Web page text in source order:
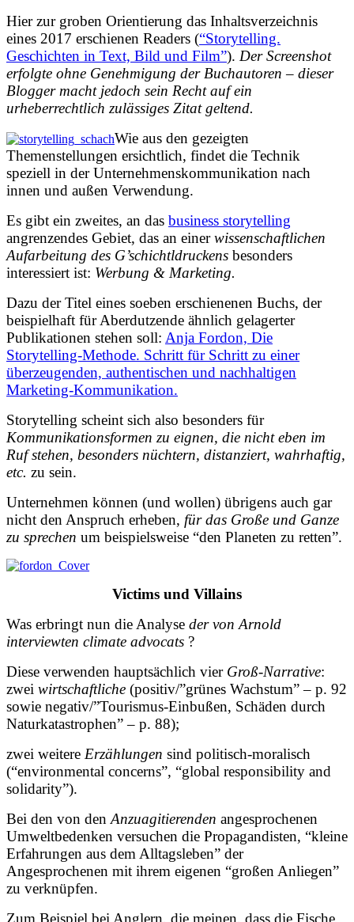
Hier zur groben Orientierung das Inhaltsverzeichnis
eines 2017 erschienen Readers (“Storytelling.
Geschichten in Text, Bild und Film”). Der Screenshot
erfolgte ohne Genehmigung der Buchautoren – dieser
Blogger macht jedoch sein Recht auf ein
urheberrechtlich zulässiges Zitat geltend.
Wie aus den gezeigten
Themenstellungen ersichtlich, findet die Technik
speziell in der Unternehmenskommunikation nach
innen und außen Verwendung.
Es gibt ein zweites, an das business storytelling
angrenzendes Gebiet, das an einerwissenschaftlichen
Aufarbeitung des G’schichtldruckens besonders
interessiert ist: Werbung & Marketing.
Dazu der Titel eines soeben erschienenen Buchs, der
beispielhaft für Aberdutzende ähnlich gelagerter
Publikationen stehen soll: Anja Fordon, Die
Storytelling-Methode. Schritt für Schritt zu einer
überzeugenden, authentischen und nachhaltigen
Marketing-Kommunikation.
Storytelling scheint sich also besonders für
Kommunikationsformen zu eignen, die nicht eben im
Ruf stehen, besonders nüchtern, distanziert, wahrhaftig,
etc. zu sein.
Unternehmen können (und wollen) übrigens auch gar
nicht den Anspruch erheben, für das Große und Ganze
zu sprechen um beispielsweise “den Planeten zu retten”.
Victims und Villains
Was erbringt nun die Analyse der von Arnold
interviewten climate advocats ?
Diese verwenden hauptsächlich vier Groß-Narrative:
zwei wirtschaftliche (positiv/”grünes Wachstum” – p. 92
sowie negativ/”Tourismus-Einbußen, Schäden durch
Naturkatastrophen” – p. 88);
zwei weitere Erzählungen sind politisch-moralisch
(“environmental concerns”, “global responsibility and
solidarity”).
Bei den von den Anzuagitierenden angesprochenen
Umweltbedenken versuchen die Propagandisten, “kleine
Erfahrungen aus dem Alltagsleben” der
Angesprochenen mit ihrem eigenen “großen Anliegen”
zu verknüpfen.
Zum Beispiel bei Anglern, die meinen, dass die Fische